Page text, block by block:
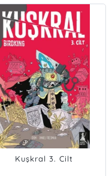
Kuşkral 3. Cilt